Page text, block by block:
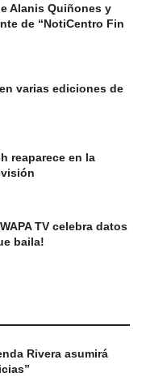
Alanis Quiñones y
de “NotiCentro Fin
varias ediciones de
reaparece en la
TV celebra datos
baila!
Rivera asumirá